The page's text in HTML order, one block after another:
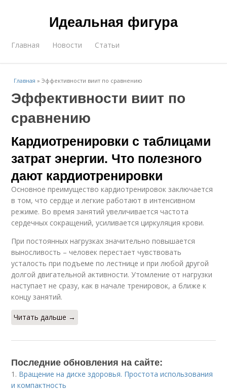
Идеальная фигура
Главная Новости Статьи
Главная »Эффективности виит по сравнению
Эффективности виит по
сравнению
Кардиотренировки с таблицами
затрат энергии. Что полезного
дают кардиотренировки
Основное преимущество кардиотренировок заключается
в том, что сердце и легкие работают в интенсивном
режиме. Во время занятий увеличивается частота
сердечных сокращений, усиливается циркуляция крови.
При постоянных нагрузках значительно повышается
выносливость – человек перестает чувствовать
усталость при подъеме по лестнице и при любой другой
долгой двигательной активности. Утомление от нагрузки
наступает не сразу, как в начале тренировок, а ближе к
концу занятий.
Читать дальше →
Последние обновления на сайте:
1. Вращение на диске здоровья. Простота использования
и компактность